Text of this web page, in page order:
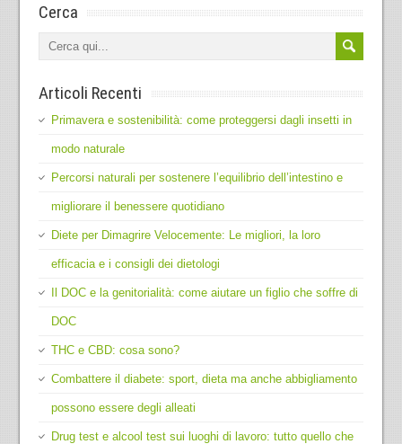
Cerca
Articoli Recenti
Primavera e sostenibilità: come proteggersi dagli insetti in
modo naturale
Percorsi naturali per sostenere l’equilibrio dell’intestino e
migliorare il benessere quotidiano
Diete per Dimagrire Velocemente: Le migliori, la loro
efficacia e i consigli dei dietologi
Il DOC e la genitorialità: come aiutare un figlio che soffre di
DOC
THC e CBD: cosa sono?
Combattere il diabete: sport, dieta ma anche abbigliamento
possono essere degli alleati
Drug test e alcool test sui luoghi di lavoro: tutto quello che